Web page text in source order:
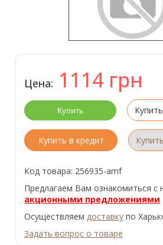
Цена: 1114 грн
Купить в кредит
Код товара: 256935-amf
Предлагаем Вам ознакомиться с
акционными предложениями
Осуществляем доставку по
Задать вопрос о товаре